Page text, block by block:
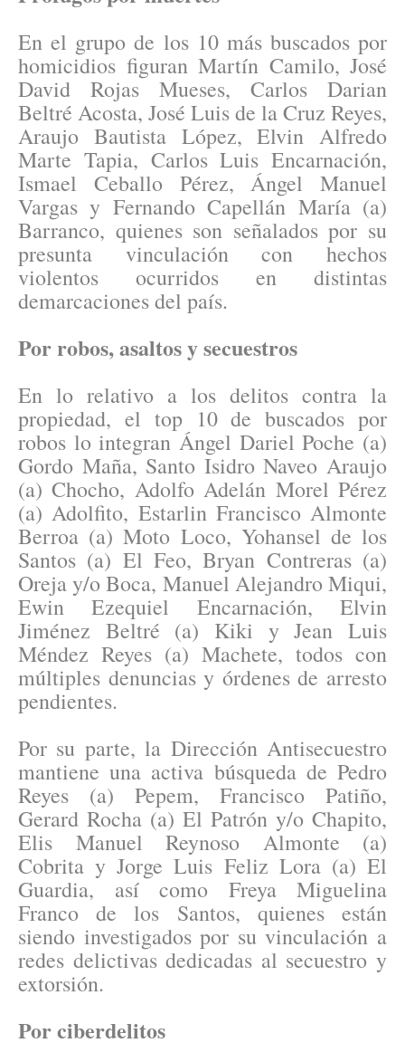
En el grupo de los 10 más buscados por
homicidios figuran Martín Camilo, José
David Rojas Mueses, Carlos Darian
Beltré Acosta, José Luis de la Cruz Reyes,
Araujo Bautista López, Elvin Alfredo
Marte Tapia, Carlos Luis Encarnación,
Ismael Ceballo Pérez, Ángel Manuel
Vargas y Fernando Capellán María (a)
Barranco, quienes son señalados por su
presunta vinculación con hechos
violentos ocurridos en distintas
demarcaciones del país.
Por robos, asaltos y secuestros
En lo relativo a los delitos contra la
propiedad, el top 10 de buscados por
robos lo integran Ángel Dariel Poche (a)
Gordo Maña, Santo Isidro Naveo Araujo
(a) Chocho, Adolfo Adelán Morel Pérez
(a) Adolfito, Estarlin Francisco Almonte
Berroa (a) Moto Loco, Yohansel de los
Santos (a) El Feo, Bryan Contreras (a)
Oreja y/o Boca, Manuel Alejandro Miqui,
Ewin Ezequiel Encarnación, Elvin
Jiménez Beltré (a) Kiki y Jean Luis
Méndez Reyes (a) Machete, todos con
múltiples denuncias y órdenes de arresto
pendientes.
Por su parte, la Dirección Antisecuestro
mantiene una activa búsqueda de Pedro
Reyes (a) Pepem, Francisco Patiño,
Gerard Rocha (a) El Patrón y/o Chapito,
Elis Manuel Reynoso Almonte (a)
Cobrita y Jorge Luis Feliz Lora (a) El
Guardia, así como Freya Miguelina
Franco de los Santos, quienes están
siendo investigados por su vinculación a
redes delictivas dedicadas al secuestro y
extorsión.
Por ciberdelitos